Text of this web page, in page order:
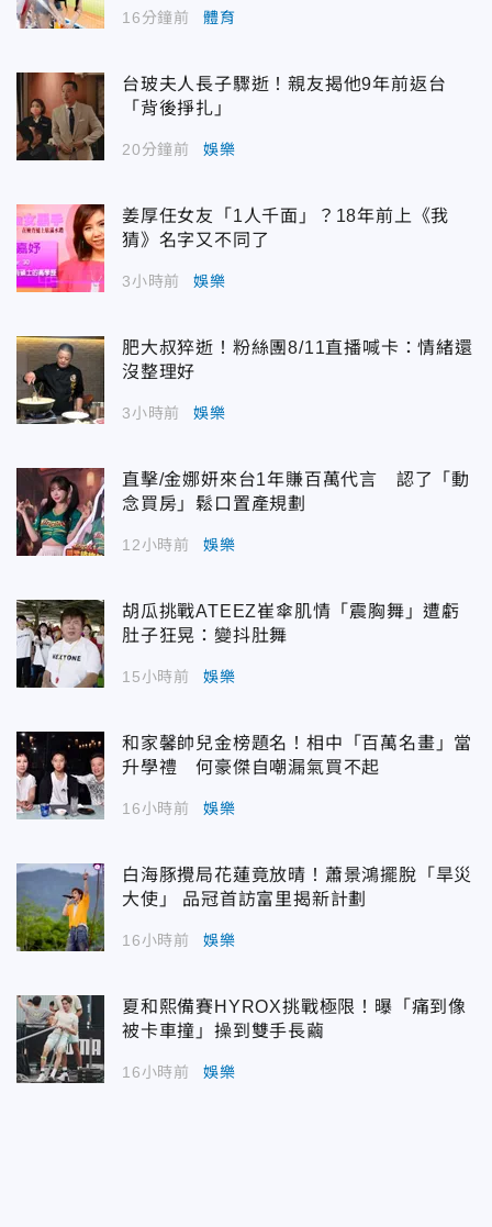
16分鐘前 體育
台玻夫人長子驟逝！親友揭他9年前返台
「背後掙扎」
20分鐘前 娛樂
姜厚任女友「1人千面」？18年前上《我
猜》名字又不同了
3小時前 娛樂
肥大叔猝逝！粉絲團8/11直播喊卡：情緒還
沒整理好
3小時前 娛樂
直擊/金娜妍來台1年賺百萬代言 認了「動
念買房」鬆口置產規劃
12小時前 娛樂
胡瓜挑戰ATEEZ崔傘肌情「震胸舞」遭虧
肚子狂晃：變抖肚舞
15小時前 娛樂
和家馨帥兒金榜題名！相中「百萬名畫」當
升學禮 何豪傑自嘲漏氣買不起
16小時前 娛樂
白海豚攪局花蓮竟放晴！蕭景鴻擺脫「旱災
大使」 品冠首訪富里揭新計劃
16小時前 娛樂
夏和熙備賽HYROX挑戰極限！曝「痛到像
被卡車撞」操到雙手長繭
16小時前 娛樂